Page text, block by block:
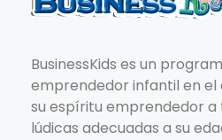
BusinessKids es un
emprendedor infantil en el
su espíritu emprendedor
lúdicas adecuadas a su